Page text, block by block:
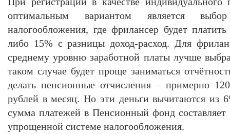
оптимальным вариантом является
налогообложения, где фрилансер будет
либо 15% с разницы доход-расход. Для
среднему уровню заработной платы лучше
таком случае будет проще заниматься
делать пенсионные отчисления – примерно
рублей в месяц. Но эти деньги вычитаются из
сумма платежей в Пенсионный фонд составляет
упрощенной системе налогообложения.